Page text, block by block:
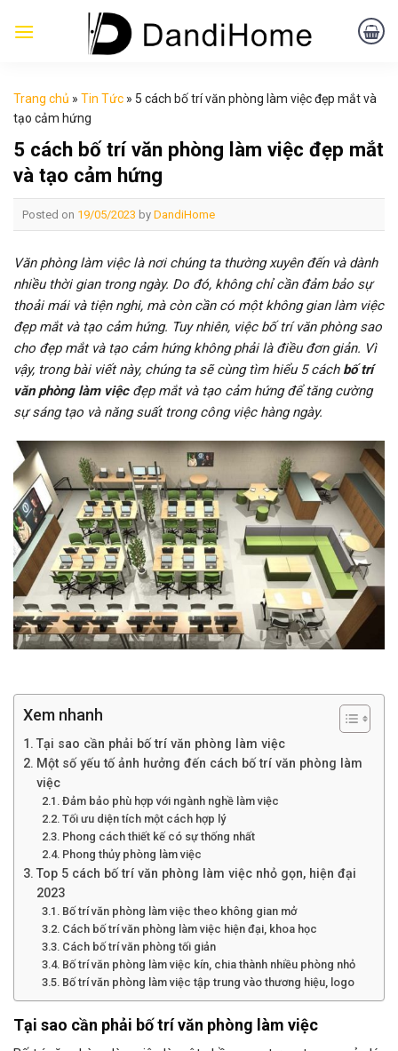
Trang chủ » Tin Tức » 5 cách bố trí văn phòng làm việc đẹp mắt và
tạo cảm hứng
5 cách bố trí văn phòng làm việc đẹp mắt
và tạo cảm hứng
Posted on 19/05/2023 by DandiHome
Văn phòng làm việc là nơi chúng ta thường xuyên đến và dành
nhiều thời gian trong ngày. Do đó, không chỉ cần đảm bảo sự
thoải mái và tiện nghi, mà còn cần có một không gian làm việc
đẹp mắt và tạo cảm hứng. Tuy nhiên, việc bố trí văn phòng sao
cho đẹp mắt và tạo cảm hứng không phải là điều đơn giản. Vì
vậy, trong bài viết này, chúng ta sẽ cùng tìm hiểu 5 cách bố trí
văn phòng làm việcđẹp mắt và tạo cảm hứng để tăng cường
sự sáng tạo và năng suất trong công việc hàng ngày.
Xem nhanh
Tại sao cần phải bố trí văn phòng làm việc
Một số yếu tố ảnh hưởng đến cách bố trí văn phòng làm
việc
Đảm bảo phù hợp với ngành nghề làm việc
Tối ưu diện tích một cách hợp lý
Phong cách thiết kế có sự thống nhất
Phong thủy phòng làm việc
Top 5 cách bố trí văn phòng làm việc nhỏ gọn, hiện đại
2023
Bố trí văn phòng làm việc theo không gian mở
Cách bố trí văn phòng làm việc hiện đại, khoa học
Cách bố trí văn phòng tối giản
Bố trí văn phòng làm việc kín, chia thành nhiều phòng nhỏ
Bố trí văn phòng làm việc tập trung vào thương hiệu, logo
Tại sao cần phải bố trí văn phòng làm việc